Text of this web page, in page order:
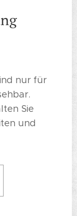
nur für
Sie
und